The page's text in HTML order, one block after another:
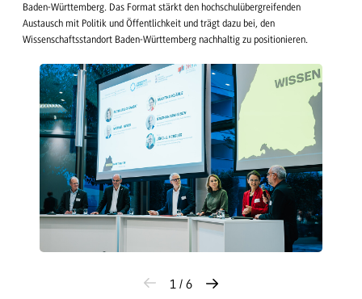
Baden-Württemberg. Das Format stärkt den hochschulübergreifenden
Austausch mit Politik und Öffentlichkeit und trägt dazu bei, den
Wissenschaftsstandort Baden-Württemberg nachhaltig zu positionieren.
1 / 6